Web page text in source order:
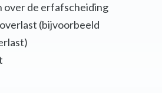
over de erfafscheiding
(bijvoorbeeld